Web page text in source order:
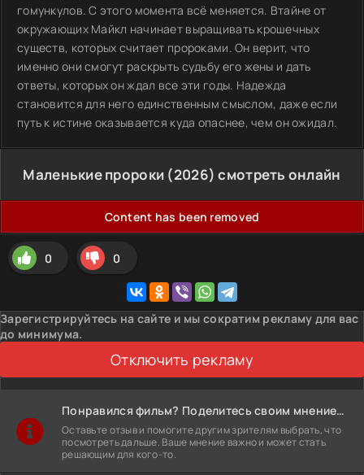
гомункулов. С этого момента всё меняется. Втайне от
окружающих Майкл начинает выращивать крошечных
существ, которых считает пророками. Он верит, что
именно они смогут раскрыть судьбу его жены и дать
ответы, которых он ждал все эти годы. Надежда
становится для него единственным смыслом, даже если
путь к истине оказывается куда опаснее, чем он ожидал.
Маленькие пророки (2026) смотреть онлайн
Content has been removed
0 0
Зарегистрируйтесь на сайте и мы сократим рекламу для вас
до минимума.
Отключить рекламу
Понравился фильм? Поделитесь своим мнением!
Оставьте отзыв и помогите другим зрителям выбрать, что
посмотреть дальше. Ваше мнение важно и может стать
решающим для кого-то.